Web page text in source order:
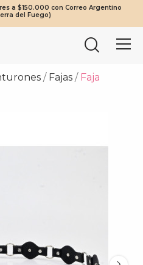
a partir de $2.000.000 | 10% OFF a
$1.000.000
a $150.000 con Correo Argentino
del Fuego)
compras a partir de $200.000
del Sur.
web $80.000
Fajas
Faja